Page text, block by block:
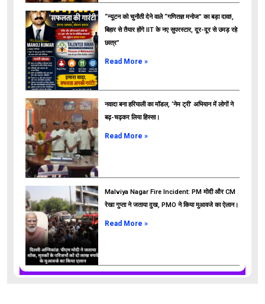
ads
“न्यूटन को चुनौती देने वाले “गणितज्ञ मनोज” का बड़ा दावा!,
बिहार से तैयार होंगे IIT के नए सुपरस्टार, दूर-दूर से उमड़ रहे
छात्र”
Read More »
नवादा बना हरियाली का मॉडल, ‘नेम ट्री’ अभियान में लोगों ने
बढ़-चढ़कर लिया हिस्सा।
Read More »
Malviya Nagar Fire Incident: PM मोदी और CM
रेखा गुप्ता ने जताया दुख, PMO ने किया मुआवजे का ऐलान।
Read More »